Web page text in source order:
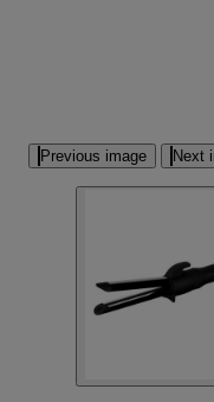
Previous image Next